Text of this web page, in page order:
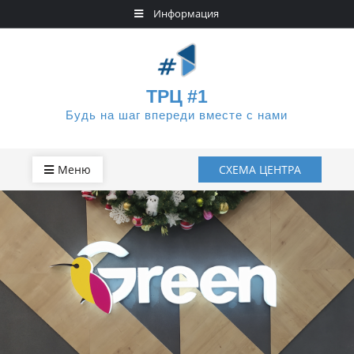
to
Информация
ТРЦ #1
Будь на шаг впереди вместе с нами
Меню СХЕМА ЦЕНТРА